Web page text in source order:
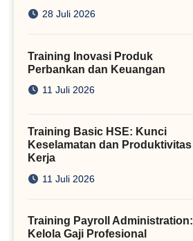
28 Juli 2026
Training Inovasi Produk
Perbankan dan Keuangan
11 Juli 2026
Training Basic HSE: Kunci
Keselamatan dan Produktivitas
Kerja
11 Juli 2026
Training Payroll Administration:
Kelola Gaji Profesional